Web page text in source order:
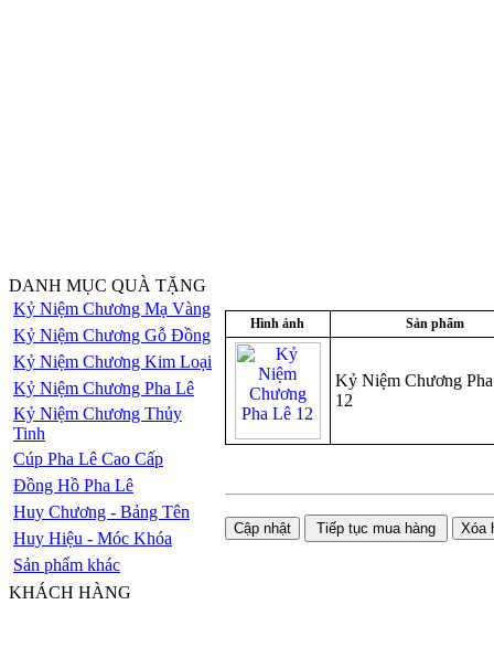
DANH MỤC QUÀ TẶNG
Kỷ Niệm Chương Mạ Vàng
Kỷ Niệm Chương Gỗ Đồng
Kỷ Niệm Chương Kim Loại
Kỷ Niệm Chương Pha Lê
Kỷ Niệm Chương Thủy
Tinh
Cúp Pha Lê Cao Cấp
Đồng Hồ Pha Lê
Huy Chương - Bảng Tên
Huy Hiệu - Móc Khóa
Sản phẩm khác
KHÁCH HÀNG
Hình ảnh Sản phẩm
Kỷ Niệm Chương
12